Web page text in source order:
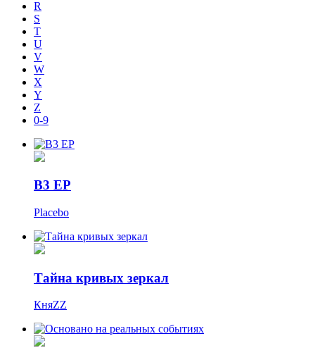
R
S
T
U
V
W
X
Y
Z
0-9
B3 EP
Placebo
Тайна кривых зеркал
КняZZ